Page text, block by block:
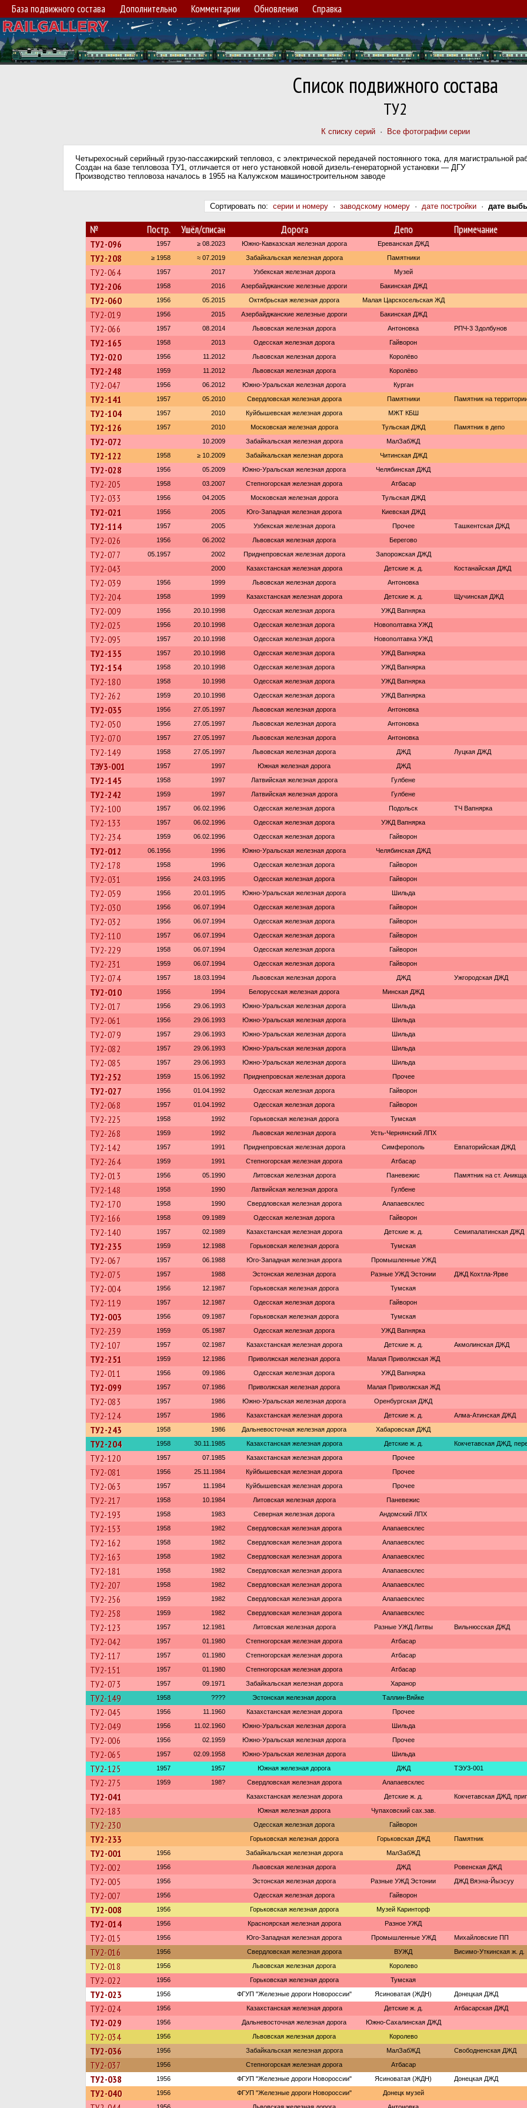
База подвижного состава Дополнительно Комментарии Обновления Справка
Список подвижного состава
ТУ2
К списку серий· Все фотографии серии
Четырехосный серийный грузо-пассажирский тепловоз, с электрической передачей постоянного тока, для
Создан на базе тепловоза ТУ1, отличается от него установкой новой дизель-генераторной установки — ДГУ
Производство тепловоза началось в 1955 на Калужском машиностроительном заводе
Сортировать по: серии и номеру · заводскому номеру · дате постройки · дате
№ Постр. Ушёл/списан Дорога Депо Примечание
ТУ2-096 1957 ≥ 08.2023 Южно-Кавказская железная дорога Ереванская ДЖД
ТУ2-208 ≥ 1958 ≈ 07.2019 Забайкальская железная дорога Памятники
ТУ2-064 1957 2017 Узбекская железная дорога Музей
ТУ2-206 1958 2016 Азербайджанские железные дороги Бакинская ДЖД
ТУ2-060 1956 05.2015 Октябрьская железная дорога Малая Царскосельская ЖД
ТУ2-019 1956 2015 Азербайджанские железные дороги Бакинская ДЖД
ТУ2-066 1957 08.2014 Львовская железная дорога Антоновка РПЧ-3 Здолбунов
ТУ2-165 1958 2013 Одесская железная дорога Гайворон
ТУ2-020 1956 11.2012 Львовская железная дорога Королёво
ТУ2-248 1959 11.2012 Львовская железная дорога Королёво
ТУ2-047 1956 06.2012 Южно-Уральская железная дорога Курган
ТУ2-141 1957 05.2010 Свердловская железная дорога Памятники Памятник на
ТУ2-104 1957 2010 Куйбышевская железная дорога МЖТ КБШ
ТУ2-126 1957 2010 Московская железная дорога Тульская ДЖД Памятник в депо
ТУ2-072 10.2009 Забайкальская железная дорога МалЗабЖД
ТУ2-122 1958 ≥ 10.2009 Забайкальская железная дорога Читинская ДЖД
ТУ2-028 1956 05.2009 Южно-Уральская железная дорога Челябинская ДЖД
ТУ2-205 1958 03.2007 Степногорская железная дорога Атбасар
ТУ2-033 1956 04.2005 Московская железная дорога Тульская ДЖД
ТУ2-021 1956 2005 Юго-Западная железная дорога Киевская ДЖД
ТУ2-114 1957 2005 Узбекская железная дорога Прочее Ташкентская ДЖД
ТУ2-026 1956 06.2002 Львовская железная дорога Берегово
ТУ2-077 05.1957 2002 Приднепровская железная дорога Запорожская ДЖД
ТУ2-043 2000 Казахстанская железная дорога Детские ж. д. Костанайская ДЖД
ТУ2-039 1956 1999 Львовская железная дорога Антоновка
ТУ2-204 1958 1999 Казахстанская железная дорога Детские ж. д. Щучинская ДЖД
ТУ2-009 1956 20.10.1998 Одесская железная дорога УЖД Вапнярка
ТУ2-025 1956 20.10.1998 Одесская железная дорога Новополтавка УЖД
ТУ2-095 1957 20.10.1998 Одесская железная дорога Новополтавка УЖД
ТУ2-135 1957 20.10.1998 Одесская железная дорога УЖД Вапнярка
ТУ2-154 1958 20.10.1998 Одесская железная дорога УЖД Вапнярка
ТУ2-180 1958 10.1998 Одесская железная дорога УЖД Вапнярка
ТУ2-262 1959 20.10.1998 Одесская железная дорога УЖД Вапнярка
ТУ2-035 1956 27.05.1997 Львовская железная дорога Антоновка
ТУ2-050 1956 27.05.1997 Львовская железная дорога Антоновка
ТУ2-070 1957 27.05.1997 Львовская железная дорога Антоновка
ТУ2-149 1958 27.05.1997 Львовская железная дорога ДЖД Луцкая ДЖД
ТЭУ3-001 1957 1997 Южная железная дорога ДЖД
ТУ2-145 1958 1997 Латвийская железная дорога Гулбене
ТУ2-242 1959 1997 Латвийская железная дорога Гулбене
ТУ2-100 1957 06.02.1996 Одесская железная дорога Подольск ТЧ Вапнярка
ТУ2-133 1957 06.02.1996 Одесская железная дорога УЖД Вапнярка
ТУ2-234 1959 06.02.1996 Одесская железная дорога Гайворон
ТУ2-012 06.1956 1996 Южно-Уральская железная дорога Челябинская ДЖД
ТУ2-178 1958 1996 Одесская железная дорога Гайворон
ТУ2-031 1956 24.03.1995 Одесская железная дорога Гайворон
ТУ2-059 1956 20.01.1995 Южно-Уральская железная дорога Шильда
ТУ2-030 1956 06.07.1994 Одесская железная дорога Гайворон
ТУ2-032 1956 06.07.1994 Одесская железная дорога Гайворон
ТУ2-110 1957 06.07.1994 Одесская железная дорога Гайворон
ТУ2-229 1958 06.07.1994 Одесская железная дорога Гайворон
ТУ2-231 1959 06.07.1994 Одесская железная дорога Гайворон
ТУ2-074 1957 18.03.1994 Львовская железная дорога ДЖД Ужгородская ДЖД
ТУ2-010 1956 1994 Белорусская железная дорога Минская ДЖД
ТУ2-017 1956 29.06.1993 Южно-Уральская железная дорога Шильда
ТУ2-061 1956 29.06.1993 Южно-Уральская железная дорога Шильда
ТУ2-079 1957 29.06.1993 Южно-Уральская железная дорога Шильда
ТУ2-082 1957 29.06.1993 Южно-Уральская железная дорога Шильда
ТУ2-085 1957 29.06.1993 Южно-Уральская железная дорога Шильда
ТУ2-252 1959 15.06.1992 Приднепровская железная дорога Прочее
ТУ2-027 1956 01.04.1992 Одесская железная дорога Гайворон
ТУ2-068 1957 01.04.1992 Одесская железная дорога Гайворон
ТУ2-225 1958 1992 Горьковская железная дорога Тумская
ТУ2-268 1959 1992 Львовская железная дорога Усть-Чернянский ЛПХ
ТУ2-142 1957 1991 Приднепровская железная дорога Симферополь Евпаторийская ДЖД
ТУ2-264 1959 1991 Степногорская железная дорога Атбасар
ТУ2-013 1956 05.1990 Литовская железная дорога Паневежис Памятник на ст.
ТУ2-148 1958 1990 Латвийская железная дорога Гулбене
ТУ2-170 1958 1990 Свердловская железная дорога Алапаевсклес
ТУ2-166 1958 09.1989 Одесская железная дорога Гайворон
ТУ2-140 1957 02.1989 Казахстанская железная дорога Детские ж. д. Семипалатинская ДЖД
ТУ2-235 1959 12.1988 Горьковская железная дорога Тумская
ТУ2-067 1957 06.1988 Юго-Западная железная дорога Промышленные УЖД
ТУ2-075 1957 1988 Эстонская железная дорога Разные УЖД Эстонии ДЖД Кохтла-Ярве
ТУ2-004 1956 12.1987 Горьковская железная дорога Тумская
ТУ2-119 1957 12.1987 Одесская железная дорога Гайворон
ТУ2-003 1956 09.1987 Горьковская железная дорога Тумская
ТУ2-239 1959 05.1987 Одесская железная дорога УЖД Вапнярка
ТУ2-107 1957 02.1987 Казахстанская железная дорога Детские ж. д. Акмолинская ДЖД
ТУ2-251 1959 12.1986 Приволжская железная дорога Малая Приволжская ЖД
ТУ2-011 1956 09.1986 Одесская железная дорога УЖД Вапнярка
ТУ2-099 1957 07.1986 Приволжская железная дорога Малая Приволжская ЖД
ТУ2-083 1957 1986 Южно-Уральская железная дорога Оренбургская ДЖД
ТУ2-124 1957 1986 Казахстанская железная дорога Детские ж. д. Алма-Атинская ДЖД
ТУ2-243 1958 1986 Дальневосточная железная дорога Хабаровская ДЖД
ТУ2-204 1958 30.11.1985 Казахстанская железная дорога Детские ж. д. Кокчетавская ДЖД,
ТУ2-120 1957 07.1985 Казахстанская железная дорога Прочее
ТУ2-081 1956 25.11.1984 Куйбышевская железная дорога Прочее
ТУ2-063 1957 11.1984 Куйбышевская железная дорога Прочее
ТУ2-217 1958 10.1984 Литовская железная дорога Паневежис
ТУ2-193 1958 1983 Северная железная дорога Андомский ЛПХ
ТУ2-153 1958 1982 Свердловская железная дорога Алапаевсклес
ТУ2-162 1958 1982 Свердловская железная дорога Алапаевсклес
ТУ2-163 1958 1982 Свердловская железная дорога Алапаевсклес
ТУ2-181 1958 1982 Свердловская железная дорога Алапаевсклес
ТУ2-207 1958 1982 Свердловская железная дорога Алапаевсклес
ТУ2-256 1959 1982 Свердловская железная дорога Алапаевсклес
ТУ2-258 1959 1982 Свердловская железная дорога Алапаевсклес
ТУ2-123 1957 12.1981 Литовская железная дорога Разные УЖД Литвы Вильнюсская ДЖД
ТУ2-042 1957 01.1980 Степногорская железная дорога Атбасар
ТУ2-117 1957 01.1980 Степногорская железная дорога Атбасар
ТУ2-151 1957 01.1980 Степногорская железная дорога Атбасар
ТУ2-073 1957 09.1971 Забайкальская железная дорога Харанор
ТУ2-149 1958 ???? Эстонская железная дорога Таллин-Вяйке
ТУ2-045 1956 11.1960 Казахстанская железная дорога Прочее
ТУ2-049 1956 11.02.1960 Южно-Уральская железная дорога Шильда
ТУ2-006 1956 02.1959 Южно-Уральская железная дорога Прочее
ТУ2-065 1957 02.09.1958 Южно-Уральская железная дорога Шильда
ТУ2-125 1957 1957 Южная железная дорога ДЖД ТЭУ3-001
ТУ2-275 1959 198? Свердловская железная дорога Алапаевсклес
ТУ2-041 Казахстанская железная дорога Детские ж. д. Кокчетавская ДЖД,
ТУ2-183 Южная железная дорога Чупаховский сах.зав.
ТУ2-230 Одесская железная дорога Гайворон
ТУ2-233 Горьковская железная дорога Горьковская ДЖД Памятник
ТУ2-001 1956 Забайкальская железная дорога МалЗабЖД
ТУ2-002 1956 Львовская железная дорога ДЖД Ровенская ДЖД
ТУ2-005 1956 Эстонская железная дорога Разные УЖД Эстонии ДЖД Вяэна-Йыэсуу
ТУ2-007 1956 Одесская железная дорога Гайворон
ТУ2-008 1956 Горьковская железная дорога Музей Каринторф
ТУ2-014 1956 Красноярская железная дорога Разное УЖД
ТУ2-015 1956 Юго-Западная железная дорога Промышленные УЖД Михайловские ПП
ТУ2-016 1956 Свердловская железная дорога ВУЖД Висимо-Уткинская ж. д.
ТУ2-018 1956 Львовская железная дорога Королево
ТУ2-022 1956 Горьковская железная дорога Тумская
ТУ2-023 1956 ФГУП "Железные дороги Новороссии" Ясиноватая (ЖДН) Донецкая ДЖД
ТУ2-024 1956 Казахстанская железная дорога Детские ж. д. Атбасарская ДЖД
ТУ2-029 1956 Дальневосточная железная дорога Южно-Сахалинская ДЖД
ТУ2-034 1956 Львовская железная дорога Королево
ТУ2-036 1956 Забайкальская железная дорога МалЗабЖД Свободненская ДЖД
ТУ2-037 1956 Степногорская железная дорога Атбасар
ТУ2-038 1956 ФГУП "Железные дороги Новороссии" Ясиноватая (ЖДН) Донецкая ДЖД
ТУ2-040 1956 ФГУП "Железные дороги Новороссии" Донецк музей